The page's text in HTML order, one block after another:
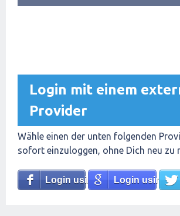
Login mit einem
Provider
Wähle einen der unten folgenden
sofort einzuloggen, ohne Dich neu zu
Login using Facebook
Login using